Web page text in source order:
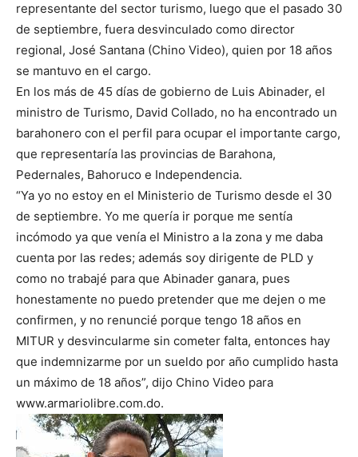
representante del sector turismo, luego que el pasado 30
de septiembre, fuera desvinculado como director
regional, José Santana (Chino Video), quien por 18 años
se mantuvo en el cargo.
En los más de 45 días de gobierno de Luis Abinader, el
ministro de Turismo, David Collado, no ha encontrado un
barahonero con el perfil para ocupar el importante cargo,
que representaría las provincias de Barahona,
Pedernales, Bahoruco e Independencia.
“Ya yo no estoy en el Ministerio de Turismo desde el 30
de septiembre. Yo me quería ir porque me sentía
incómodo ya que venía el Ministro a la zona y me daba
cuenta por las redes; además soy dirigente de PLD y
como no trabajé para que Abinader ganara, pues
honestamente no puedo pretender que me dejen o me
confirmen, y no renuncié porque tengo 18 años en
MITUR y desvincularme sin cometer falta, entonces hay
que indemnizarme por un sueldo por año cumplido hasta
un máximo de 18 años”, dijo Chino Video para
www.armariolibre.com.do.